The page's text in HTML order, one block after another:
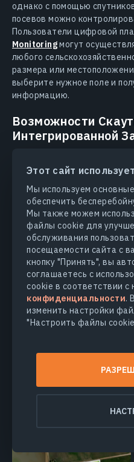
Этот сайт
Мы используем
обеспечить
Мы также можем
файлы cookie для
обслуживания
посещаемости сайта с
кнопку "Принять", вы
соглашаетесь с
cookie в соответствии с
конфиденциальности.
изменить настройки
"Настроить файлы
однако с помощью
посевов можно
Пользователи цифровой
Monitoringмогут
любого
размера или
выберите нужное поле и
информацию.
Возможности
Интегрированной
предмет отклонений в
управленческие решения.
интегрированной защиты
сельхозпроизводителям
поражения посевов
выращивания и в
своевременный скаутинг
проблему на ранней
Программа EOSDA Crop
функцию скаутинга,
эффективно
на поле;
указанием GPS-
назначить задание
указанного участка.